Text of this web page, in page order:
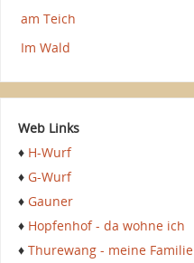
am Teich
Im Wald
Web Links
♦ H-Wurf
♦ G-Wurf
♦ Gauner
♦ Hopfenhof - da wohne ich
♦ Thurewang - meine Familie